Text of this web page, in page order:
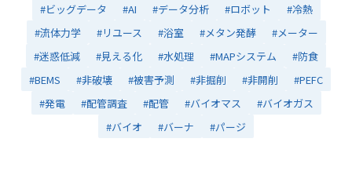
#ビッグデータ
#AI #データ分析 #ロボット
#冷熱
#流体力学
#リユース #浴室 #メタン発酵
#メーター
#迷惑低減
#見える化 #水処理 #MAPシステム
#防食
#BEMS
#非破壊 #被害予測 #非掘削 #非開削
#PEFC
#発電
#配管調査 #配管 #バイオマス
#バイオガス
#バイオ
#バーナ #パージ